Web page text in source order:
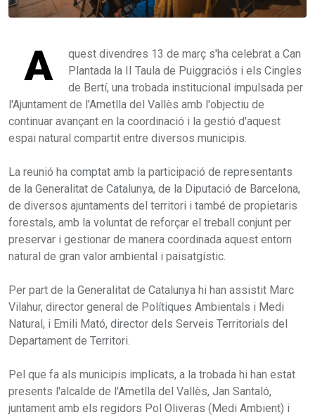
A
quest divendres 13 de març s'ha celebrat a Can
Plantada la II Taula de Puiggraciós i els Cingles
de Bertí, una trobada institucional impulsada per
l'Ajuntament de l'Ametlla del Vallès amb l'objectiu de
continuar avançant en la coordinació i la gestió d'aquest
espai natural compartit entre diversos municipis.
La reunió ha comptat amb la participació de representants
de la Generalitat de Catalunya, de la Diputació de Barcelona,
de diversos ajuntaments del territori i també de propietaris
forestals, amb la voluntat de reforçar el treball conjunt per
preservar i gestionar de manera coordinada aquest entorn
natural de gran valor ambiental i paisatgístic.
Per part de la Generalitat de Catalunya hi han assistit Marc
Vilahur, director general de Polítiques Ambientals i Medi
Natural, i Emili Mató, director dels Serveis Territorials del
Departament de Territori.
Pel que fa als municipis implicats, a la trobada hi han estat
presents l'alcalde de l'Ametlla del Vallès, Jan Santaló,
juntament amb els regidors Pol Oliveras (Medi Ambient) i